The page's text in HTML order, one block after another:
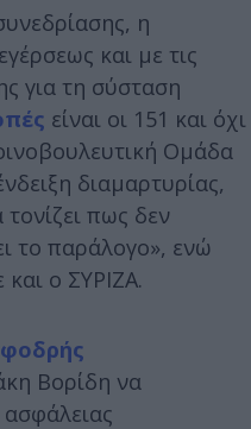
η
και με τις
για τη σύσταση
είναι οι 151 και όχι
Ομάδα
διαμαρτυρίας,
πως δεν
το παράλογο», ενώ
ο ΣΥΡΙΖΑ.
Βορίδη να
ασφάλειας